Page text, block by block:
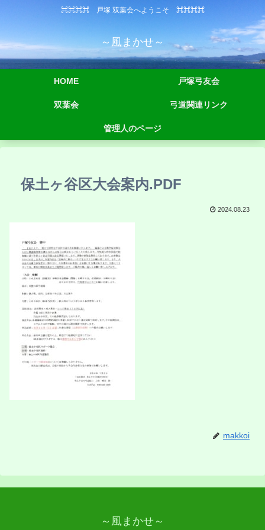
⌘⌘⌘⌘ 戸塚 双葉会へようこそ ⌘⌘⌘⌘
～風まかせ～
HOME 戸塚弓友会
双葉会 弓道関連リンク
管理人のページ
保土ヶ谷区大会案内.PDF
2024.08.23
makkoi
～風まかせ～